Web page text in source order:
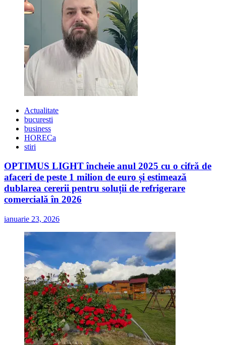
Actualitate
bucuresti
business
HORECa
stiri
OPTIMUS LIGHT încheie anul 2025 cu o cifră de
afaceri de peste 1 milion de euro și estimează
dublarea cererii pentru soluții de refrigerare
comercială în 2026
ianuarie 23, 2026